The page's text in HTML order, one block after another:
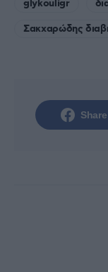
glykouligr
Σακχαρώδης
Share